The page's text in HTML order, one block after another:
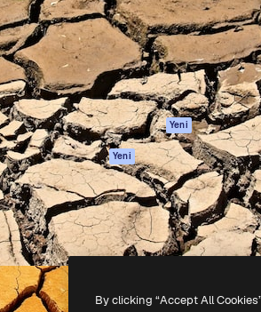
Oluşturucu
AI video
oluşturucu
AI ses oluşturucu
Stok içerik
Claude/ChatGPT
için MCP
Yeni
Ajanlar Yeni
API
Mobil Uygulama
Tüm Magnific
araçları
Kullanım
Gizlilik
Orijinaller
Çerez
Güven
Satış
Kurumsal
S.L.U.Her hakkı saklıdır
By clicking “Accept All